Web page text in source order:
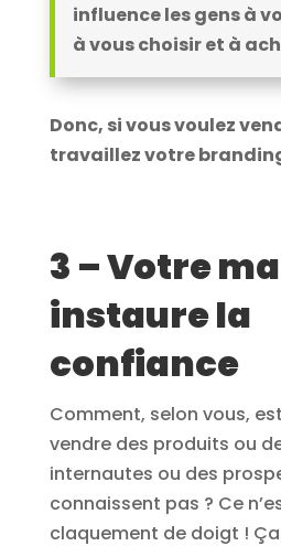
influence les gens à
à vous choisir et à
Donc, si vous voulez
travaillez votre
3 – Votre
instaure la
confiance
Comment, selon vous,
vendre des produits ou
internautes ou des
connaissent pas ? Ce
claquement de doigt !